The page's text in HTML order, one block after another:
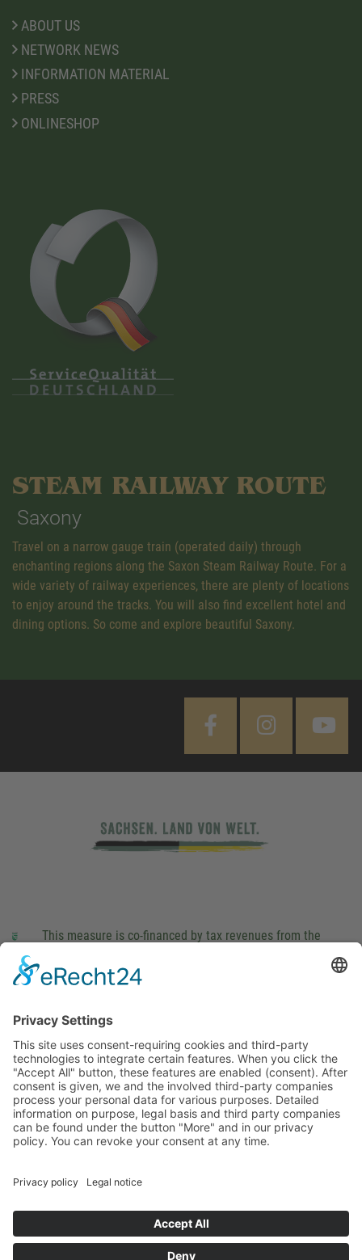
ABOUT US
NETWORK NEWS
INFORMATION MATERIAL
PRESS
ONLINESHOP
STEAM RAILWAY ROUTE
Saxony
Travel on a narrow gauge train (operated daily) through
enchanting regions along the Saxon Steam Railway Route. For a
wide variety of railway experiences, there are plenty of locations
to enjoy around the tracks. You will also find excellent hotel and
dining options. So come and explore beautiful Saxony.
This measure is co-financed by tax revenues from the
Landtag (parliament).
This site uses consent-requiring cookies and third-party
technologies to integrate certain features. When you click the
"Accept All" button, these features are enabled (consent).
After consent is given, we and the involved third-party
companies process your personal data for various purposes.
companies can be found under the button "More" and in our
DENY ACCEPT MORE